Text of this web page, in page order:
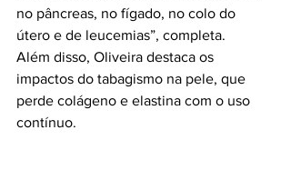
no pâncreas, no fígado, no colo do
útero e de leucemias”, completa.
Além disso, Oliveira destaca os
impactos do tabagismo na pele, que
perde colágeno e elastina com o uso
contínuo.